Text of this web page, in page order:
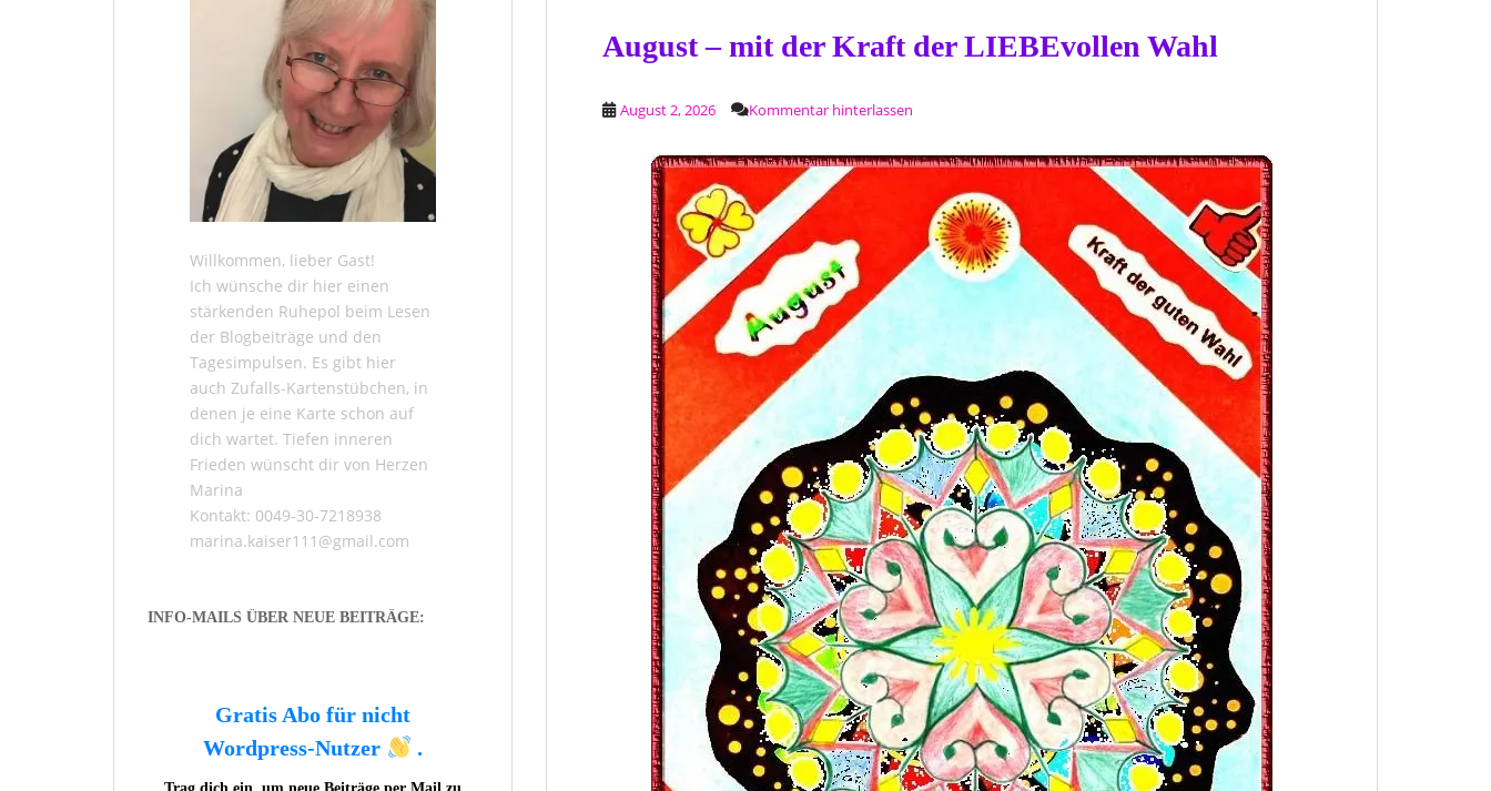
August – mit der Kraft der LIEBEvollen Wahl
August 2, 2026 Kommentar hinterlassen
Willkommen, lieber Gast!
Ich wünsche dir hier einen
stärkenden Ruhepol beim Lesen
der Blogbeiträge und den
Tagesimpulsen. Es gibt hier
auch Zufalls-Kartenstübchen, in
denen je eine Karte schon auf
dich wartet. Tiefen inneren
Frieden wünscht dir von Herzen
Marina
Kontakt: 0049-30-7218938
marina.kaiser111@gmail.com
INFO-MAILS ÜBER NEUE BEITRÄGE:
Gratis Abo für nicht
Wordpress-Nutzer
.